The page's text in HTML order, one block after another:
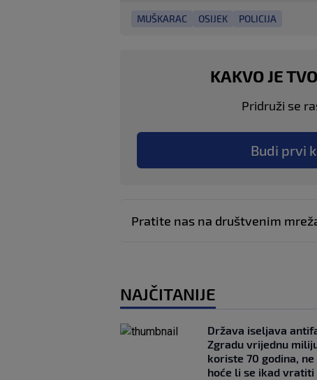
MUŠKARAC OSIJEK POLICIJA
KAKVO JE
Pridruži se
Budi prvi
Pratite nas na društvenim
NAJČITANIJE
Država iseljava
Zgradu vrijednu
koriste 70 godina, ne
hoće li se ikad vratiti